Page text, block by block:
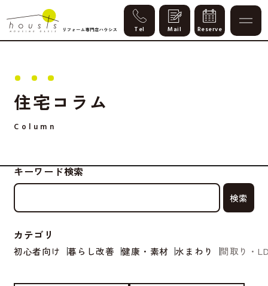
住宅コラム
Column
キーワード検索
カテゴリ
初心者向け 暮らし改善 健康・素材 水まわり 間取り・